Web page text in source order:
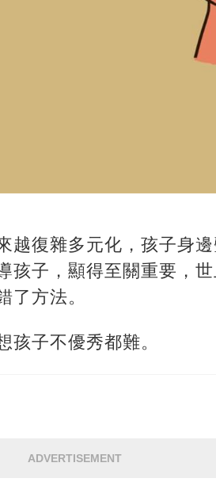
越復雜多元化，孩子身
孩子，顯得至關重要，
了方法。
孩子不優秀都難。
ADVERTISEMENT